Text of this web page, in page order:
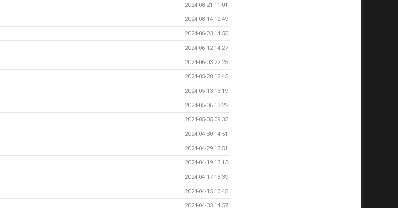
2024-08-21 11:01
2024-08-14 12:49
2024-06-23 14:55
2024-06-12 14:27
2024-06-03 22:25
2024-05-28 13:45
2024-05-13 13:19
2024-05-06 13:22
2024-05-05 09:35
2024-04-30 14:51
2024-04-29 13:51
2024-04-19 13:13
2024-04-17 13:39
2024-04-15 10:45
2024-04-03 14:57